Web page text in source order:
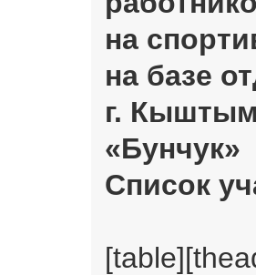
на
на базе
г. Кыштым
«Бунчук»
Список